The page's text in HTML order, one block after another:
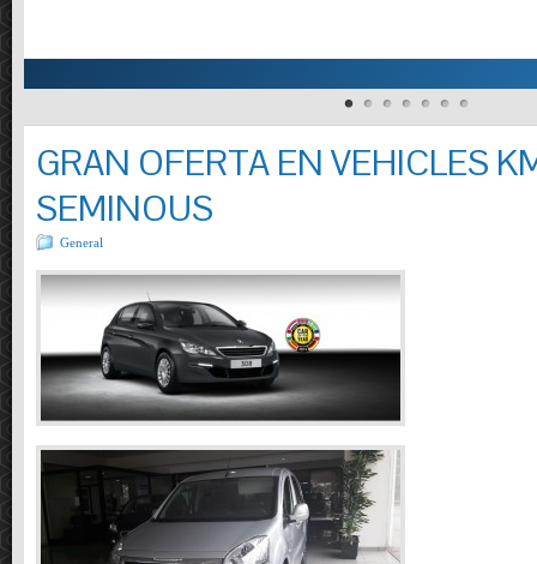
GRAN OFERTA EN VEHICLES
SEMINOUS
General